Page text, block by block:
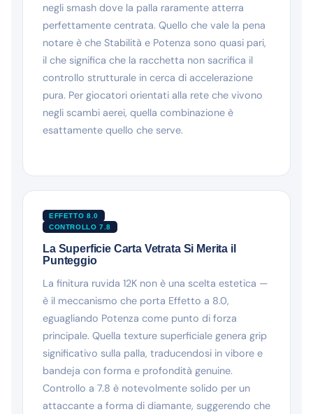
negli smash dove la palla raramente atterra
perfettamente centrata. Quello che vale la pena
notare è che Stabilità e Potenza sono quasi pari,
il che significa che la racchetta non sacrifica il
controllo strutturale in cerca di accelerazione
pura. Per giocatori orientati alla rete che vivono
negli scambi aerei, quella combinazione è
esattamente quello che serve.
EFFETTO 8.0
CONTROLLO 7.8
La Superficie Carta Vetrata Si Merita il
Punteggio
La finitura ruvida 12K non è una scelta estetica —
è il meccanismo che porta Effetto a 8.0,
eguagliando Potenza come punto di forza
principale. Quella texture superficiale genera grip
significativo sulla palla, traducendosi in vibore e
bandeja con forma e profondità genuine.
Controllo a 7.8 è notevolmente solido per un
attaccante a forma di diamante, suggerendo che